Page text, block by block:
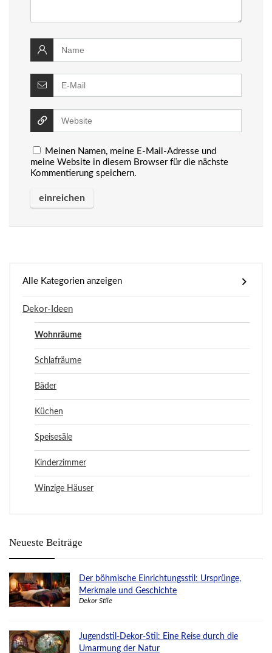
Meinen Namen, meine E-Mail-Adresse und
meine Website in diesem Browser für die nächste
Kommentierung speichern.
Alle Kategorien anzeigen
Dekor-Ideen
Wohnräume
Schlafräume
Bäder
Küchen
Speisesäle
Kinderzimmer
Winzige Häuser
Neueste Beiträge
Der böhmische Einrichtungsstil: Ursprünge,
Merkmale und Geschichte
Dekor Stile
Jugendstil-Dekor-Stil: Eine Reise durch die
Umarmung der Natur